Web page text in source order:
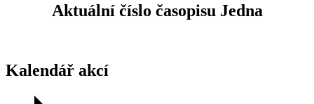
Aktuální číslo časopisu Jedna
Kalendář akcí